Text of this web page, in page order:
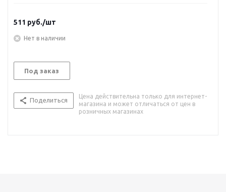
511 руб./шт
Нет в наличии
Под заказ
Поделиться
Цена действительна только для интернет-
магазина и может отличаться от цен в
розничных магазинах